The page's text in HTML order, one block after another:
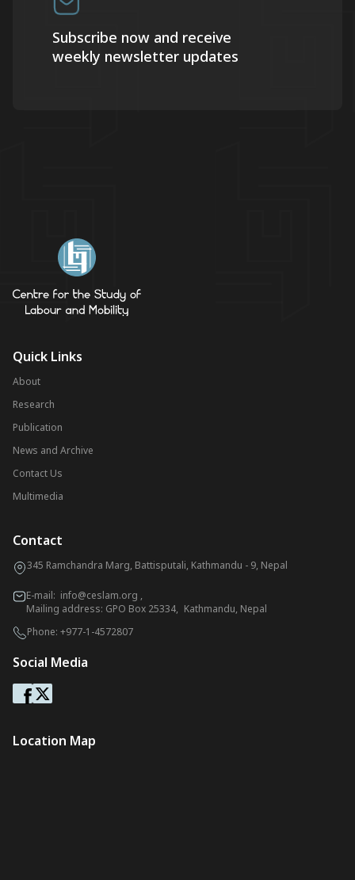
Subscribe now and receive
weekly newsletter updates
Quick Links
About
Research
Publication
News and Archive
Contact Us
Multimedia
Contact
345 Ramchandra Marg, Battisputali, Kathmandu - 9, Nepal
E-mail: info@ceslam.org ,
Mailing address: GPO Box 25334, Kathmandu, Nepal
Phone: +977-1-4572807
Social Media
Location Map